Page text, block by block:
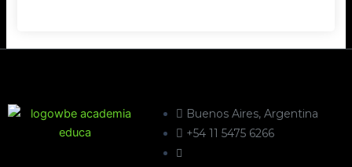
Buenos Aires, Argentina
+54 11 5475 6266